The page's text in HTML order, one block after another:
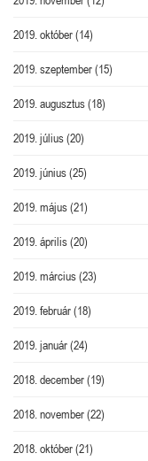
2019. október(14)
2019. szeptember(15)
2019. augusztus(18)
2019. július(20)
2019. június(25)
2019. május(21)
2019. április(20)
2019. március(23)
2019. február(18)
2019. január(24)
2018. december(19)
2018. november(22)
2018. október(21)